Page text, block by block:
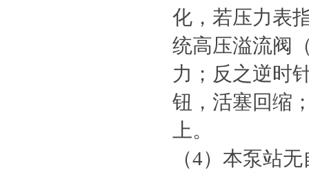
化，若压力表
统高压溢流阀
力；反之逆时
钮，活塞回缩
上。
（4）本泵站